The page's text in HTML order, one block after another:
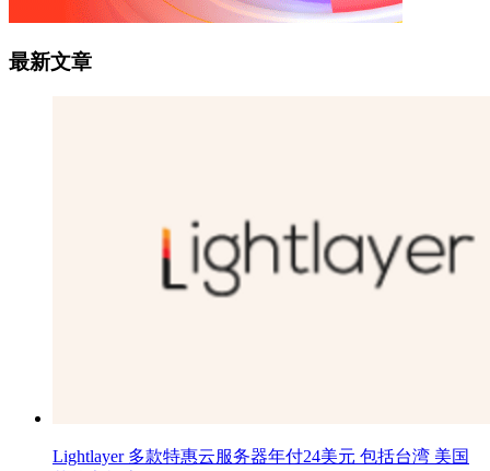
最新文章
Lightlayer 多款特惠云服务器年付24美元 包括台湾 美国